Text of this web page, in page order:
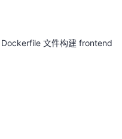
文件构建 frontend